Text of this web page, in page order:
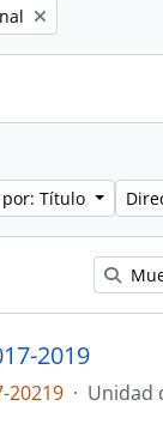
Título
2019
20219 · Unidad